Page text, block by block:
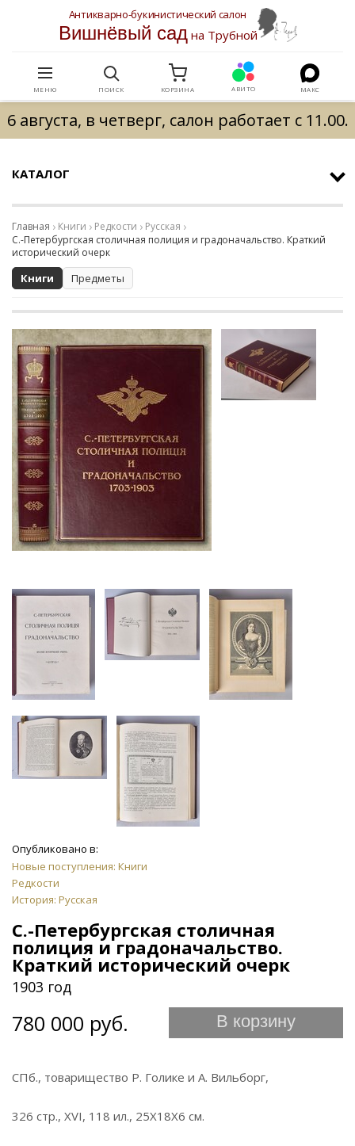
Антикварно-букинистический салон
Вишнёвый садна Трубной
МЕНЮ ПОИСК КОРЗИНА АВИТО МАКС
6 августа, в четверг, салон работает с 11.00.
КАТАЛОГ
Главная Книги Редкости
Русская
С.-Петербургская столичная полиция и градоначальство. Краткий
исторический очерк
Книги Предметы
Опубликовано в:
Новые поступления: Книги
Редкости
История: Русская
С.-Петербургская столичная
полиция и градоначальство.
Краткий исторический очерк
1903 год
780 000 руб. В корзину
СПб., товарищество Р. Голике и А. Вильборг,
326 стр., XVI, 118 ил., 25Х18Х6 см.